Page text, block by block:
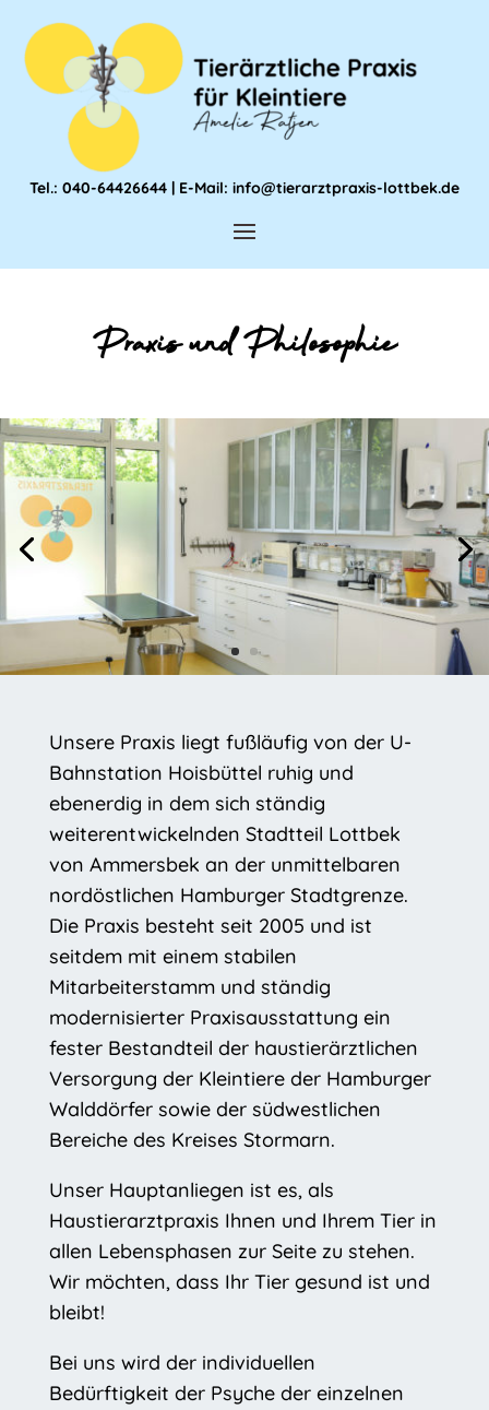
Tel.: 040-64426644 | E-Mail: info@tierarztpraxis-lottbek.de
Praxis und Philosophie
Unsere Praxis liegt fußläufig von der U-
Bahnstation Hoisbüttel ruhig und
ebenerdig in dem sich ständig
weiterentwickelnden Stadtteil Lottbek
von Ammersbek an der unmittelbaren
nordöstlichen Hamburger Stadtgrenze.
Die Praxis besteht seit 2005 und ist
seitdem mit einem stabilen
Mitarbeiterstamm und ständig
modernisierter Praxisausstattung ein
fester Bestandteil der haustierärztlichen
Versorgung der Kleintiere der Hamburger
Walddörfer sowie der südwestlichen
Bereiche des Kreises Stormarn.
Unser Hauptanliegen ist es, als
Haustierarztpraxis Ihnen und Ihrem Tier in
allen Lebensphasen zur Seite zu stehen.
Wir möchten, dass Ihr Tier gesund ist und
bleibt!
Bei uns wird der individuellen
Bedürftigkeit der Psyche der einzelnen